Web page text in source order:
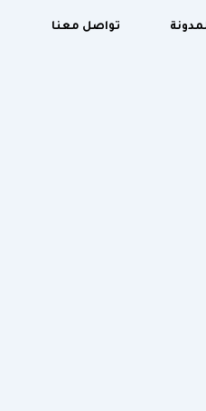
تواصل معنا